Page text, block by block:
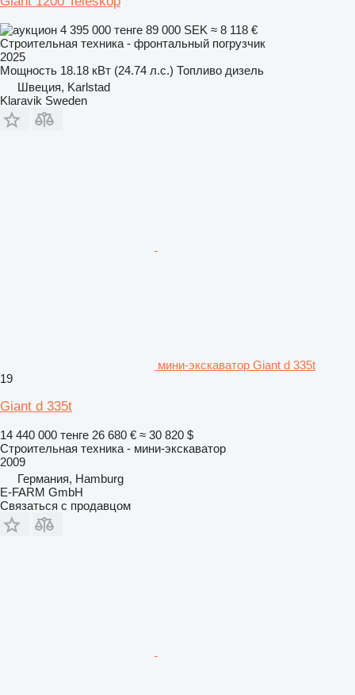
4 395 000 тенге 89 000 SEK ≈ 8 118 €
Строительная техника - фронтальный погрузчик
2025
Мощность 18.18 кВт (24.74 л.с.) Топливо дизель
Швеция, Karlstad
Klaravik Sweden
мини-экскаватор Giant d 335t
19
Giant d 335t
14 440 000 тенге 26 680 € ≈ 30 820 $
Строительная техника - мини-экскаватор
2009
Германия, Hamburg
E-FARM GmbH
Связаться с продавцом